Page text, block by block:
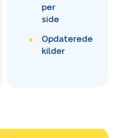
per
side
Opdaterede
kilder